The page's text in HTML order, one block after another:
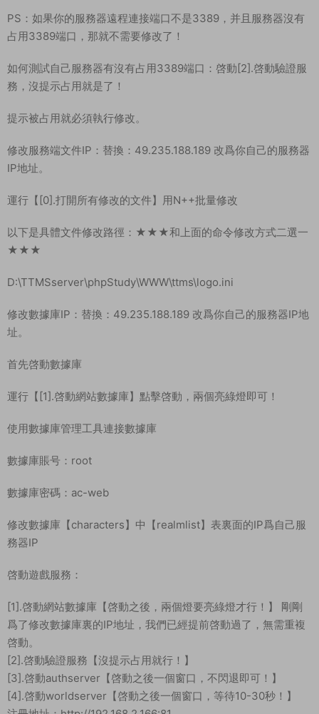
進入環境文件夾安裝常用環境
2.安裝notepad++中文版
3.解壓數據庫管理工具
4.修改遠程桌面連接端口爲3390（以管理員身份運行）.cmd
【輸入y回車确認】
【這個是遠程連接服務器的端口，修改完重啓下服務器，連接服
PS：如果你的服務器遠程連接端口不是3389，并且服務器沒有
務，沒提示占用就是了！
IP地址。
運行【[0].打開所有修改的文件】用N++批量修改
以下是具體文件修改路徑：★★★和上面的命令修改方式二選一
★★★
D:\TTMSserver\phpStudy\WWW\ttms\logo.ini
修改數據庫IP：替換：49.235.188.189 改爲你自己的服務器IP地
首先啓動數據庫
運行【[1].啓動網站數據庫】點擊啓動，兩個亮綠燈即可！
使用數據庫管理工具連接數據庫
數據庫賬号：root